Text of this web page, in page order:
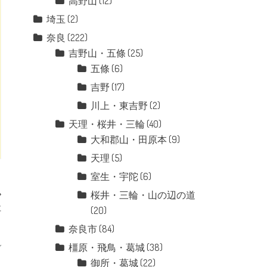
埼玉 (2)
奈良 (222)
吉野山・五條 (25)
五條 (6)
吉野 (17)
川上・東吉野 (2)
天理・桜井・三輪 (40)
大和郡山・田原本 (9)
天理 (5)
室生・宇陀 (6)
桜井・三輪・山の辺の道
(20)
奈良市 (84)
橿原・飛鳥・葛城 (38)
御所・葛城 (22)